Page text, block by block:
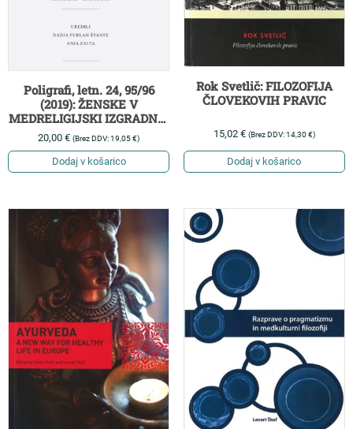
Poligrafi, letn. 24, 95/96
(2019): ŽENSKE V
MEDRELIGIJSKI IZGRADNJI
MIRU
20,00€ (Brez DDV:19,05€)
Dodaj v košarico
Rok Svetlič: FILOZOFIJA
ČLOVEKOVIH PRAVIC
15,02 € (Brez DDV:14,30 €)
Dodaj v košarico